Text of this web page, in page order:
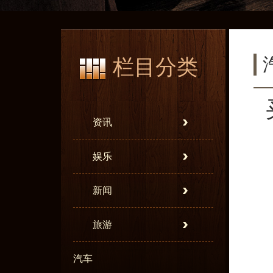
栏目分类
资讯
娱乐
新闻
旅游
汽车